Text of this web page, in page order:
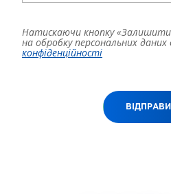
Натискаючи кнопку «Залишити
на обробку персональних даних
конфіденційності